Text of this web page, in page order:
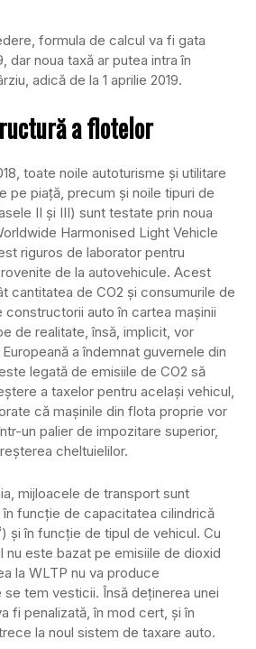
formula de calcul va fi gata
dar noua taxă ar putea intra în
adică de la 1 aprilie 2019.
a flotelor
toate noile autoturisme şi utilitare
pe piaţă, precum şi noile tipuri de
II şi III) sunt testate prin noua
Harmonised Light Vehicle
riguros de laborator pentru
de la autovehicule. Acest
cantitatea de CO2 şi consumurile de
auto în cartea maşinii
de realitate, însă, implicit, vor
a îndemnat guvernele din
legată de emisiile de CO2 să
a taxelor pentru acelaşi vehicul,
că maşinile din flota proprie vor
un palier de impozitare superior,
cheltuielilor.
mijloacele de transport sunt
funcție de capacitatea cilindrică
și în funcţie de tipul de vehicul. Cu
nu este bazat pe emisiile de dioxid
la WLTP nu va produce
tem vesticii. Însă deţinerea unei
fi penalizată, în mod cert, şi în
la noul sistem de taxare auto.